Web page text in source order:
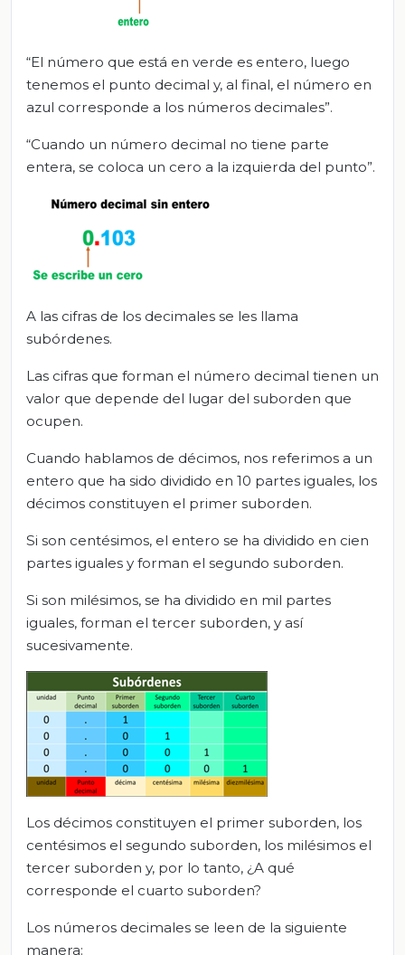
“El número que está en verde es entero, luego
tenemos el punto decimal y, al final, el número en
azul corresponde a los números decimales”.
“Cuando un número decimal no tiene parte
entera, se coloca un cero a la izquierda del punto”.
A las cifras de los decimales se les llama
subórdenes.
Las cifras que forman el número decimal tienen un
valor que depende del lugar del suborden que
ocupen.
Cuando hablamos de décimos, nos referimos a un
entero que ha sido dividido en 10 partes iguales, los
décimos constituyen el primer suborden.
Si son centésimos, el entero se ha dividido en cien
partes iguales y forman el segundo suborden.
Si son milésimos, se ha dividido en mil partes
iguales, forman el tercer suborden, y así
sucesivamente.
Los décimos constituyen el primer suborden, los
centésimos el segundo suborden, los milésimos el
tercer suborden y, por lo tanto, ¿A qué
corresponde el cuarto suborden?
Los números decimales se leen de la siguiente
manera: